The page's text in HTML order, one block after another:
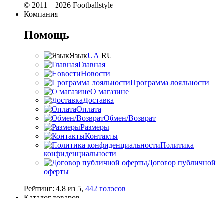
© 2011—2026 Footballstyle
Компания
Помощь
ЯзыкUA RU
Главная
Новости
Программа лояльности
О магазине
Доставка
Оплата
Обмен/Возврат
Размеры
Контакты
Политика
конфиденциальности
Договор публичной
оферты
Рейтинг: 4.8 из 5, 442 голосов